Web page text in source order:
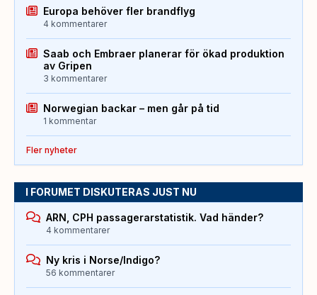
Europa behöver fler brandflyg
4 kommentarer
Saab och Embraer planerar för ökad produktion
av Gripen
3 kommentarer
Norwegian backar – men går på tid
1 kommentar
Fler nyheter
I FORUMET DISKUTERAS JUST NU
ARN, CPH passagerarstatistik. Vad händer?
4 kommentarer
Ny kris i Norse/Indigo?
56 kommentarer